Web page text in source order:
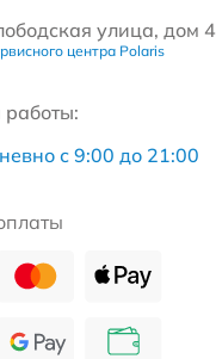
улица, дом 4
центра Polaris
с 9:00 до 21:00